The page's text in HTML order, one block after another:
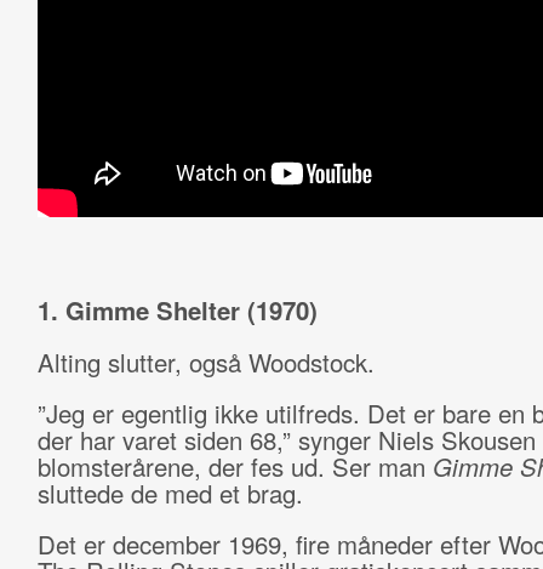
1. Gimme Shelter (1970)
Alting slutter, også Woodstock.
”Jeg er egentlig ikke utilfreds. Det er bare en
der har varet siden 68,” synger Niels Skousen
blomsterårene, der fes ud. Ser man Gimme
sluttede de med et brag.
Det er december 1969, fire måneder efter